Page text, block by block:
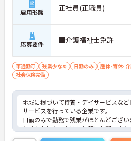
雇用形態 正社員(正職員)
応募要件 ■介護福祉士免許
車通勤可 残業少なめ 日勤のみ
産休･育休･
社会保険完備
地域に根づいて特養・デイサービスなど
サービスを行っている企業です。
日勤のみで勤務で残業がほとんどござい
興味をお持ちの方はお気軽にお問い合わ